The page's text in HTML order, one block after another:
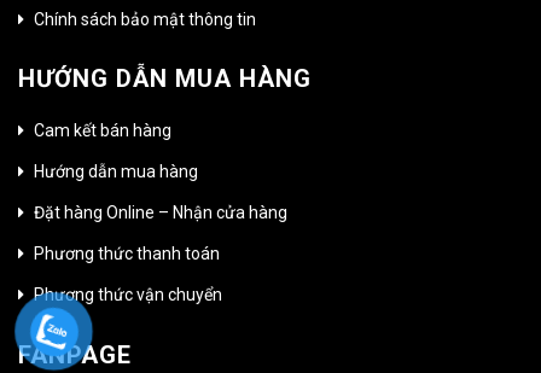
Chính sách bảo mật thông tin
HƯỚNG DẪN MUA HÀNG
Cam kết bán hàng
Hướng dẫn mua hàng
Đặt hàng Online – Nhận cửa hàng
Phương thức thanh toán
Phương thức vận chuyển
FANPAGE